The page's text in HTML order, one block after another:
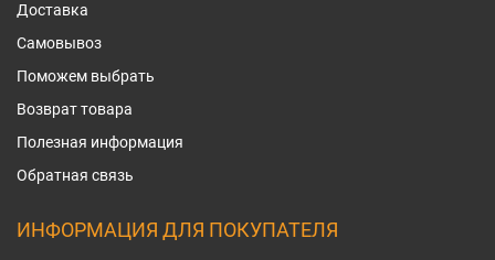
Доставка
Самовывоз
Поможем выбрать
Возврат товара
Полезная информация
Обратная связь
ИНФОРМАЦИЯ ДЛЯ ПОКУПАТЕЛЯ